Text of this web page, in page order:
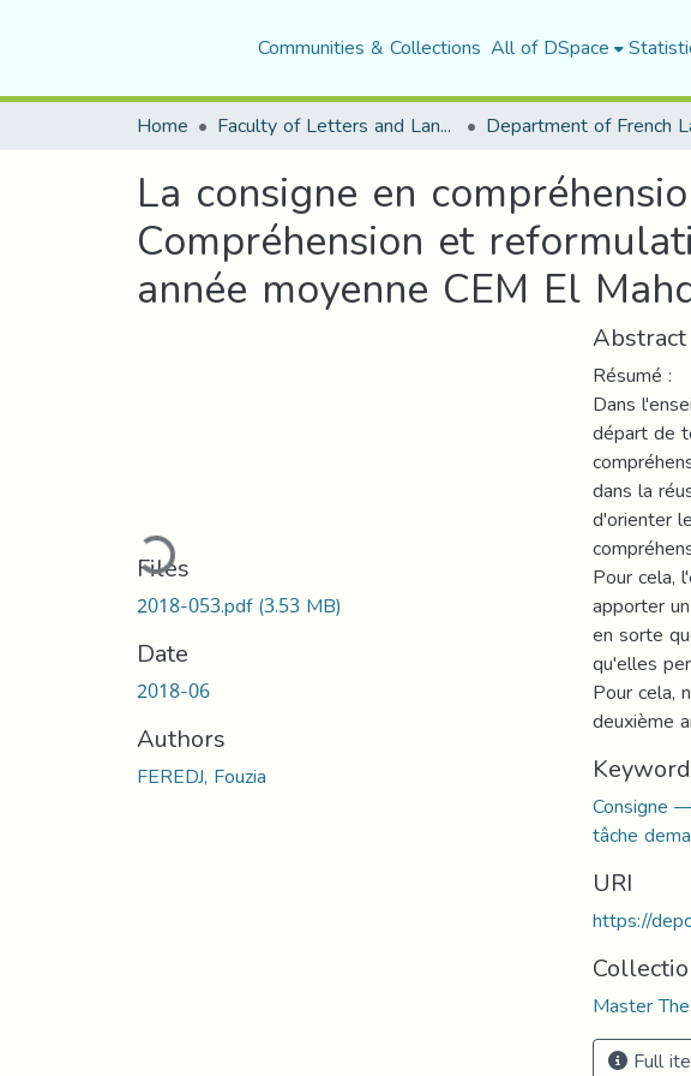
Communities & Collections All of DSpace
Home Faculty of Letters and Languages
La consigne en
Compréhension et
année moyenne CEM El
Loading...
Files
2018-053.pdf(3.53 MB)
Date
2018-06
Authors
FEREDJ, Fouzia
Abstract
Résumé :
Dans
départ de
dans la
d'orienter
Pour cela,
apporter
en sorte
qu'elles
Pour cela,
deuxième
Consigne
tâche
URI
https://
Master
Full